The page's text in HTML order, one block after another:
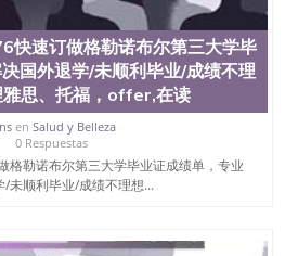
成结果书留服直接邮寄给客户
，付余款。 我们对海外大学及
所使用的材料，尺寸大小，防伪
影底纹，钢印LOGO烫金烫
合重叠。 文字图案浮雕，激光
感，复印防伪）都有原版本文凭
大海外客户群体的认可，同时和
同时能做到与时俱进，及时掌握
，成绩单，资格证，学生卡，结
防伪技术等等，并在时间收集到
快速订做格勒诺布尔第三大学毕
国外退学/未顺利毕业/成绩不理
雅思、托福，offer,在读
en Salud y Belleza
0 Respuestas
格勒诺布尔第三大学毕业证成绩单，专业
/未顺利毕业/成绩不理想...